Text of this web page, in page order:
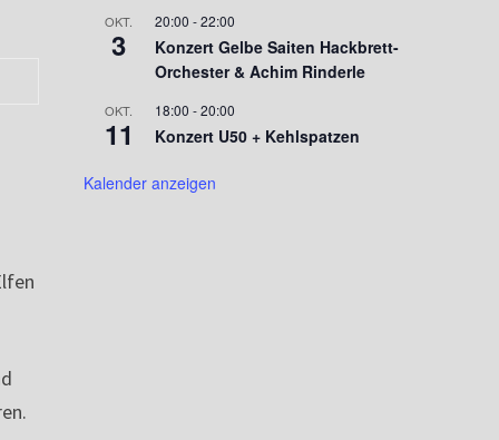
OKT.
3
20:00 -22:00
Konzert Gelbe Saiten Hackbrett-
Orchester & Achim Rinderle
OKT.
11
18:00 -20:00
Konzert U50 + Kehlspatzen
Kalender anzeigen